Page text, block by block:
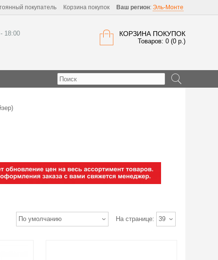
покупатель Корзина покупок Ваш регион: Эль-Монте
КОРЗИНА ПОКУПОК
Товаров: 0 (0 р.)
18:00
На странице: 39
По умолчанию